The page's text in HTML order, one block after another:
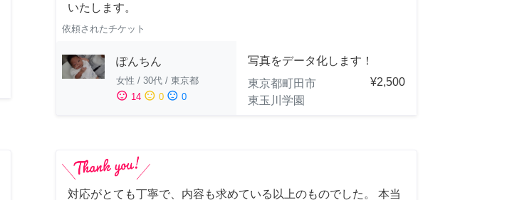
いたします。
依頼されたチケット
ぽんちん
女性 / 30代 / 東京都
sentiment_satisfied 14 sentiment_neutral 0 sentiment_dissatisfied 0
写真をデータ化します！
東京都町田市
東玉川学園
¥2,500
対応がとても丁寧で、内容も求めている以上のものでした。 本当